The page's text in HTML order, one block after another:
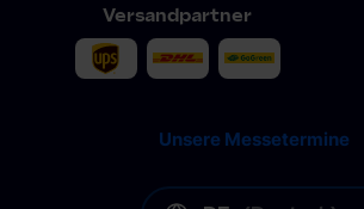
Versandpartner
Unsere Messetermine